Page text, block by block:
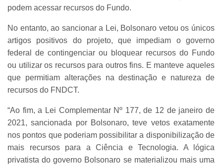
podem acessar recursos do Fundo.
No entanto, ao sancionar a Lei, Bolsonaro vetou os únicos
artigos positivos do projeto, que impediam o governo
federal de contingenciar ou bloquear recursos do Fundo
ou utilizar os recursos para outros fins. E manteve aqueles
que permitiam alterações na destinação e natureza de
recursos do FNDCT.
“Ao fim, a Lei Complementar Nº 177, de 12 de janeiro de
2021, sancionada por Bolsonaro, teve vetos exatamente
nos pontos que poderiam possibilitar a disponibilização de
mais recursos para a Ciência e Tecnologia. A lógica
privatista do governo Bolsonaro se materializou mais uma